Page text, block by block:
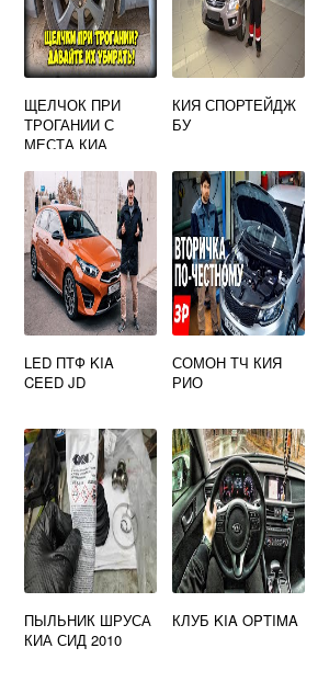
ЩЕЛЧОК ПРИ
ТРОГАНИИ С
МЕСТА КИА
КИЯ СПОРТЕЙДЖ
БУ
LED ПТФ KIA
CEED JD
СОМОН ТЧ КИЯ
РИО
ПЫЛЬНИК ШРУСА
КИА СИД 2010
КЛУБ KIA OPTIMA